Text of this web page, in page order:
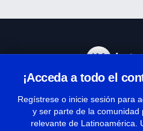
¡Acceda a todo el
Regístrese o inicie sesión para
y ser parte de la
relevante de Latinoamérica.